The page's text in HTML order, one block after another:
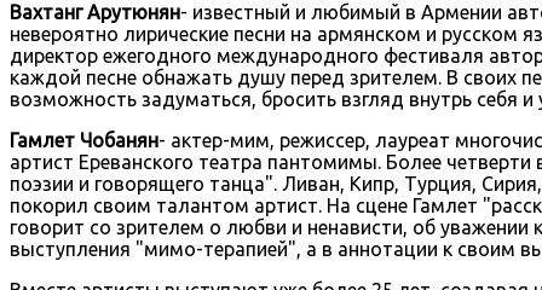
Вахтанг Арутюнян- известный и любимый в Армении
невероятно лирические песни на армянском и русском
директор ежегодного международного фестиваля
каждой песне обнажать душу перед зрителем. В своих
возможность задуматься, бросить взгляд внутрь себя и
Гамлет Чобанян- актер-мим, режиссер, лауреат
артист Ереванского театра пантомимы. Более
поэзии и говорящего танца". Ливан, Кипр, Турция,
покорил своим талантом артист. На сцене Гамлет
говорит со зрителем о любви и ненависти, об уважении
выступления "мимо-терапией", а в аннотации к своим